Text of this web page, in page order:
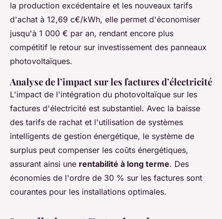
la production excédentaire et les nouveaux tarifs
d'achat à 12,69 c€/kWh, elle permet d'économiser
jusqu'à 1 000 € par an, rendant encore plus
compétitif le retour sur investissement des panneaux
photovoltaïques.
Analyse de l’impact sur les factures d’électricité
L'impact de l'intégration du photovoltaïque sur les
factures d'électricité est substantiel. Avec la baisse
des tarifs de rachat et l'utilisation de systèmes
intelligents de gestion énergétique, le système de
surplus peut compenser les coûts énergétiques,
assurant ainsi une rentabilité à long terme. Des
économies de l'ordre de 30 % sur les factures sont
courantes pour les installations optimales.